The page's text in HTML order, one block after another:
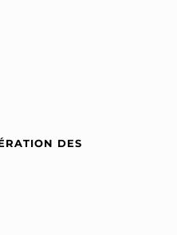
DES